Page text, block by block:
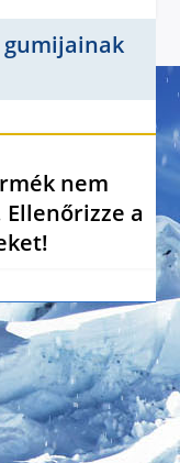
gumijainak
nem
a